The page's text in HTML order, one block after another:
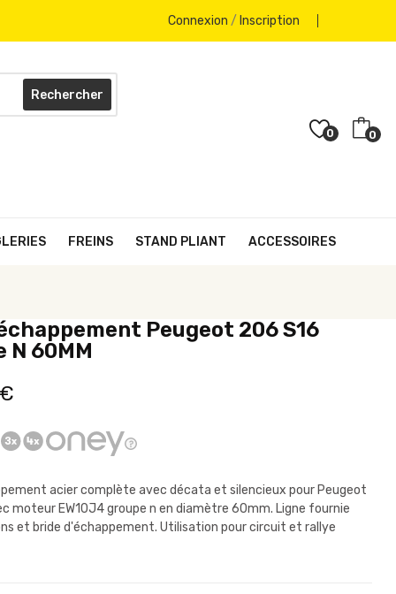
Connexion / Inscription
Rechercher
0 0
FREINS STAND PLIANT ACCESSOIRES
Peugeot 206 S16
N 60MM
acier complète avec décata et silencieux pour Peugeot
moteur EW10J4groupe n en diamètre 60mm. Ligne fournie
et bride d'échappement. Utilisation pour circuit et rallye